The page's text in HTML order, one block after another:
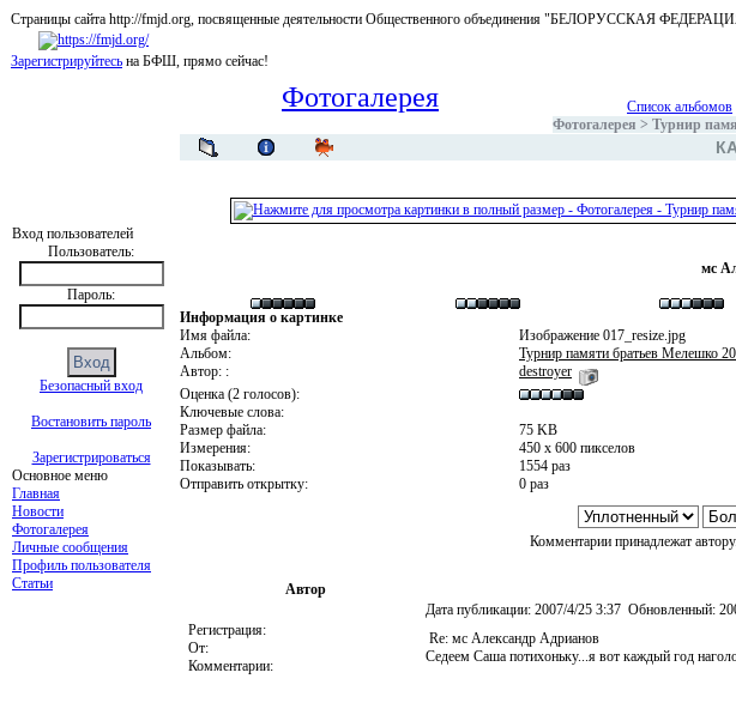
Страницы сайта http://fmjd.org, посвященные деятельности Общественного объединения "БЕЛОРУССКАЯ
Зарегистрируйтесь на БФШ, прямо сейчас!
Вход пользователей
Пользователь:
Пароль:
Безопасный вход
Востановить пароль
Зарегистрироваться
Основное меню
Главная
Новости
Фотогалерея
Личные сообщения
Профиль пользователя
Статьи
Фотогалерея Список альбомов
Фотогалерея > Турнир
мс
Информация о картинке
Имя файла:
Изображение 017_resize.jpg
Альбом:
Турнир памяти братьев Мелешко
Автор: :
destroyer
Оценка (2 голосов):
Ключевые слова:
Размер файла:
75 KB
Измерения:
450 x 600 пикселов
Показывать:
1554 раз
Отправить открытку:
0 раз
Комментарии принадлежат
Автор
Дата публикации: 2007/4/25 3:37 Обновленный:
Регистрация:
От:
Комментарии:
Re: мс Александр Адрианов
Седеем Саша потихоньку...я вот каждый год